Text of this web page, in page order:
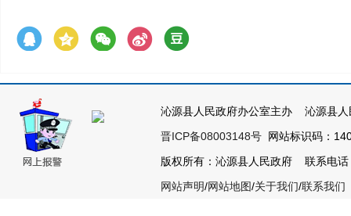
沁源县人民政府办公室主办 沁源县
晋ICP备08003148号 网站标识码：
版权所有：沁源县人民政府 联系电
网站声明/网站地图/关于我们/联系我们